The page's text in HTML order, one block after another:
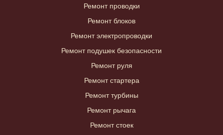
Ремонт проводки
Ремонт блоков
Ремонт электропроводки
Ремонт подушек безопасности
Ремонт руля
Ремонт стартера
Ремонт турбины
Ремонт рычага
Ремонт стоек